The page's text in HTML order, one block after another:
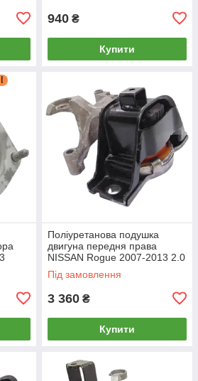
940 ₴
Купити
Поліуретанова подушка
двигуна передня права
NISSAN Rogue 2007-2013 2.0
Під замовлення
3 360 ₴
Купити